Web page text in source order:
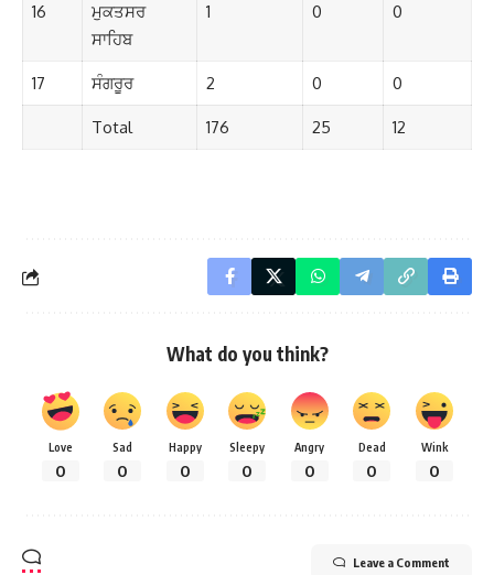
16
ਮੁਕਤਸਰ
ਸਾਹਿਬ
1 0 0
17 ਸੰਗਰੂਰ 2 0 0
Total 176 25 12
What do you think?
Love
0
Sad
0
Happy
0
Sleepy
0
Angry
0
Dead
0
Wink
0
Leave a Comment